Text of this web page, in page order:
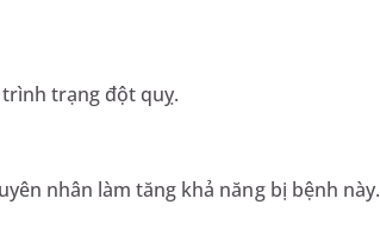
trạng đột quỵ.
nhân làm tăng khả năng bị bệnh này.